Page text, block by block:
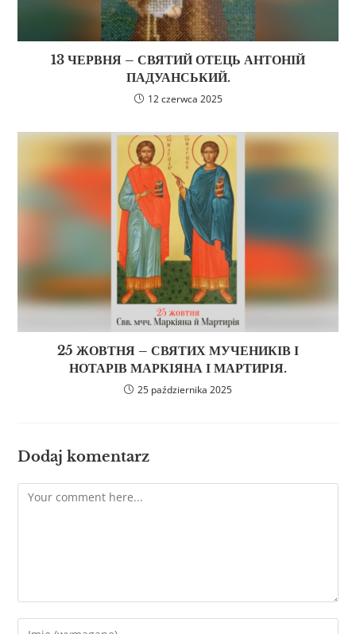
13 ЧЕРВНЯ – СВЯТИЙ ОТЕЦЬ АНТОНІЙ
ПАДУАНСЬКИЙ.
12 czerwca 2025
25 ЖОВТНЯ – СВЯТИХ МУЧЕНИКІВ І
НОТАРІВ МАРКІЯНА І МАРТИРІЯ.
25 października 2025
Dodaj komentarz